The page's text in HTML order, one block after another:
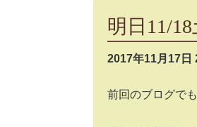
明日11/
2017年11月17日
前回のブログで